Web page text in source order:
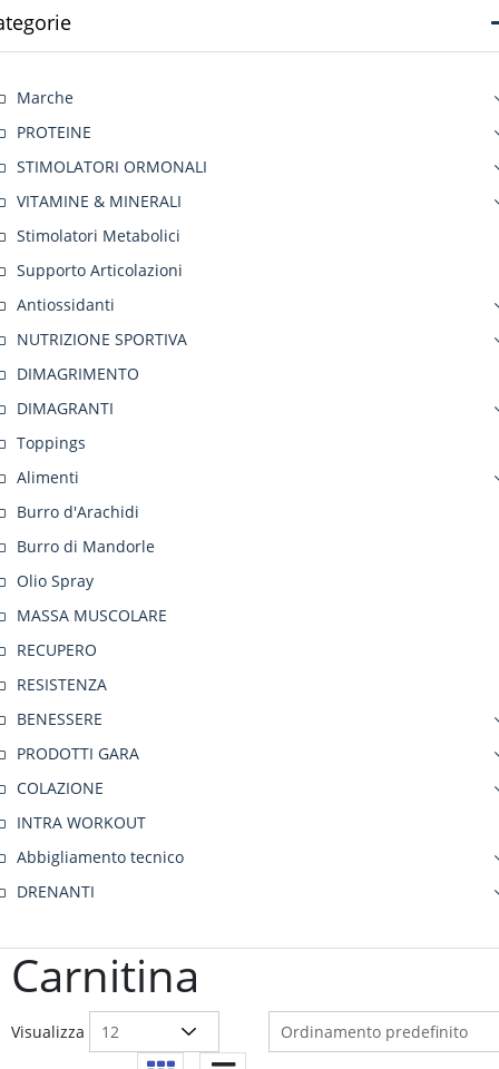
Carnitina
Visualizza
Marche
PROTEINE
STIMOLATORI ORMONALI
VITAMINE & MINERALI
Stimolatori Metabolici
Supporto Articolazioni
Antiossidanti
NUTRIZIONE SPORTIVA
DIMAGRIMENTO
DIMAGRANTI
Toppings
Alimenti
Burro d'Arachidi
Burro di Mandorle
Olio Spray
MASSA MUSCOLARE
RECUPERO
RESISTENZA
BENESSERE
PRODOTTI GARA
COLAZIONE
INTRA WORKOUT
Abbigliamento tecnico
DRENANTI